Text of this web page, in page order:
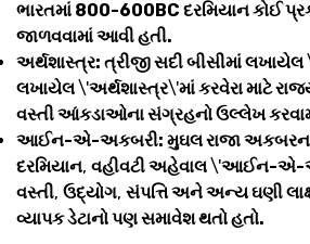
ભારતમાં 800-600BC દરમિયાન કોઈ
જાળવવામાં આવી હતી.
અર્થશાસ્ત્ર: ત્રીજી સદી બીસીમાં લખાયેલ
લખાયેલ\'અર્થશાસ્ત્ર\'માં કરવેરા માટે
વસ્તી આંકડાઓના સંગ્રહનો ઉલ્લેખ
આઈન-એ-અકબરી: મુઘલ રાજા
દરમિયાન, વહીવટી અહેવાલ\'આઈન-એ-
વસ્તી, ઉદ્યોગ, સંપત્તિ અને અન્ય ઘણી
વ્યાપક ડેટાનો પણ સમાવેશ થતો હતો.